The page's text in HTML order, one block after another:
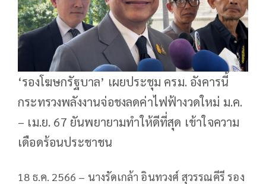
‘รองโฆษกรัฐบาล’ เผยประชุม ครม. อังคารนี้
กระทรวงพลังงานจ่อชงลดค่าไฟฟ้างวดใหม่ ม.ค.
– เม.ย. 67 ยันพยายามทำให้ดีที่สุด เข้าใจความ
เดือดร้อนประชาชน
18 ธ.ค. 2566 – นางรัดเกล้า อินทวงศ์ สุวรรณคีรี รอง